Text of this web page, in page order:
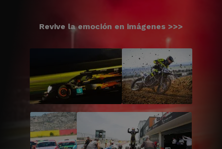
Revive la emoción en imágenes >>>